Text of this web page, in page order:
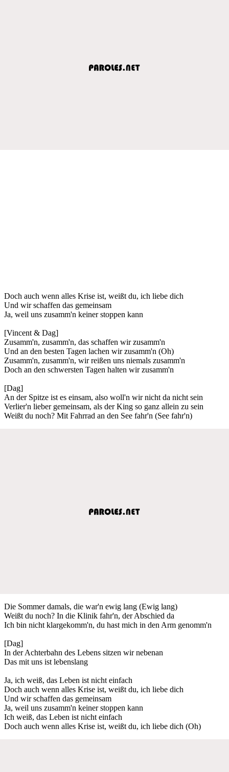
Doch auch wenn alles Krise ist, weißt du, ich liebe dich
Und wir schaffen das gemeinsam
Ja, weil uns zusamm'n keiner stoppen kann
[Vincent & Dag]
Zusamm'n, zusamm'n, das schaffen wir zusamm'n
Und an den besten Tagen lachen wir zusamm'n (Oh)
Zusamm'n, zusamm'n, wir reißen uns niemals zusamm'n
Doch an den schwersten Tagen halten wir zusamm'n
[Dag]
An der Spitze ist es einsam, also woll'n wir nicht da nicht sein
Verlier'n lieber gemeinsam, als der King so ganz allein zu sein
Weißt du noch? Mit Fahrrad an den See fahr'n (See fahr'n)
Die Sommer damals, die war'n ewig lang (Ewig lang)
Weißt du noch? In die Klinik fahr'n, der Abschied da
Ich bin nicht klargekomm'n, du hast mich in den Arm genomm'n
[Dag]
In der Achterbahn des Lebens sitzen wir nebenan
Das mit uns ist lebenslang
Ja, ich weiß, das Leben ist nicht einfach
Doch auch wenn alles Krise ist, weißt du, ich liebe dich
Und wir schaffen das gemeinsam
Ja, weil uns zusamm'n keiner stoppen kann
Ich weiß, das Leben ist nicht einfach
Doch auch wenn alles Krise ist, weißt du, ich liebe dich (Oh)